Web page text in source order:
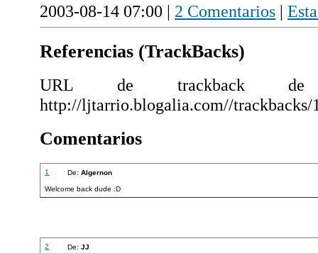
2003-08-14 07:00 | 2 Comentarios |
Referencias (TrackBacks)
URL de trackback de
http://ljtarrio.blogalia.com//trackbacks/
Comentarios
1 De:Algernon
Welcome back dude :D
2 De:JJ